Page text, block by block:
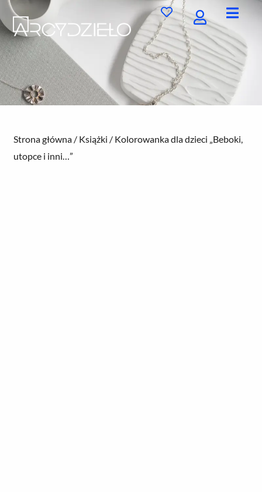
Przejdź
do
treści
Strona główna / Książki / Kolorowanka dla dzieci „Beboki,
utopce i inni…”